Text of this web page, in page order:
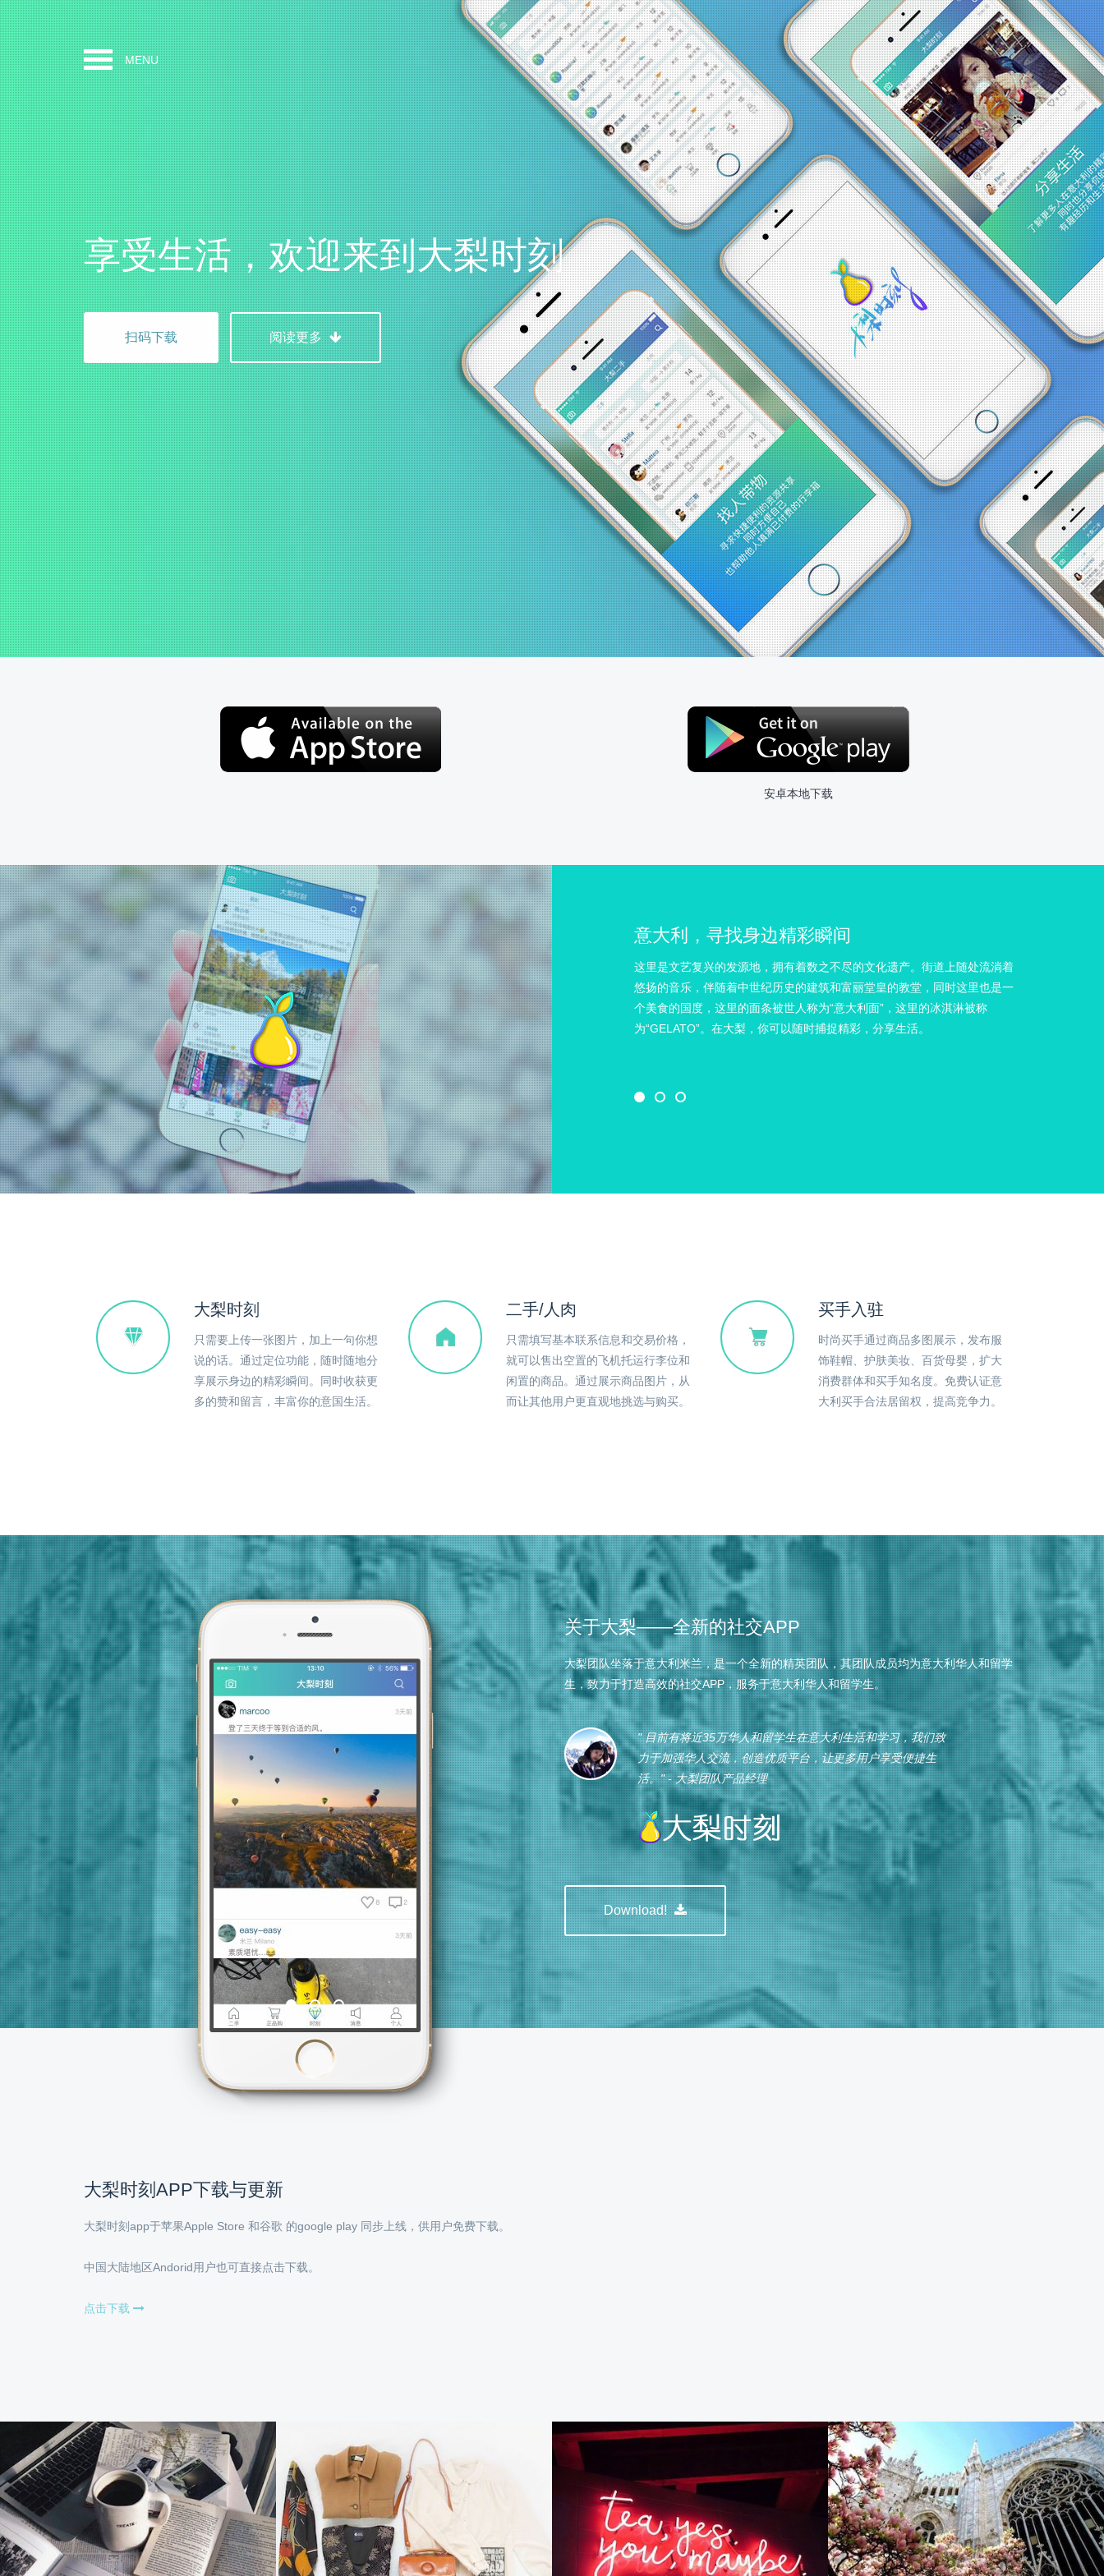
MENU
享受生活，欢迎来到大梨时刻
扫码下载 阅读更多
安卓本地下载
意大利，寻找身边精彩瞬间
这里是文艺复兴的发源地，拥有着数之不尽的文化遗产。街道上随处流淌着
悠扬的音乐，伴随着中世纪历史的建筑和富丽堂皇的教堂，同时这里也是一
个美食的国度，这里的面条被世人称为“意大利面”，这里的冰淇淋被称
为“GELATO”。在大梨，你可以随时捕捉精彩，分享生活。
大梨时刻
只需要上传一张图片，加上一句你想
说的话。通过定位功能，随时随地分
享展示身边的精彩瞬间。同时收获更
多的赞和留言，丰富你的意国生活。
二手/人肉
只需填写基本联系信息和交易价格，
就可以售出空置的飞机托运行李位和
闲置的商品。通过展示商品图片，从
而让其他用户更直观地挑选与购买。
买手入驻
时尚买手通过商品多图展示，发布服
饰鞋帽、护肤美妆、百货母婴，扩大
消费群体和买手知名度。免费认证意
大利买手合法居留权，提高竞争力。
关于大梨——全新的社交APP
大梨团队坐落于意大利米兰，是一个全新的精英团队，其团队成员均为意大利华人和留学
生，致力于打造高效的社交APP，服务于意大利华人和留学生。
" 目前有将近35万华人和留学生在意大利生活和学习，我们致
力于加强华人交流，创造优质平台，让更多用户享受便捷生
活。" - 大梨团队产品经理
Download!
大梨时刻APP下载与更新
大梨时刻app于苹果Apple Store 和谷歌 的google play 同步上线，供用户免费下载。
中国大陆地区Andorid用户也可直接点击下载。
点击下载
二手互换 名品交易 大梨时刻 人肉快递